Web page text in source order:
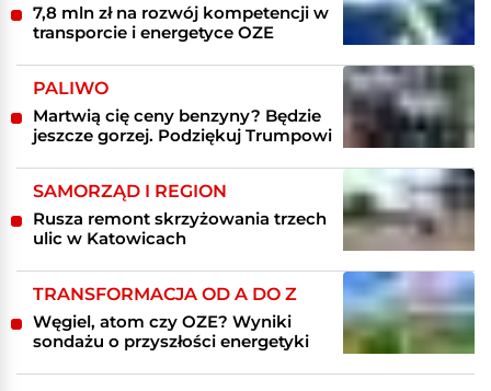
7,8 mln zł na rozwój kompetencji w
transporcie i energetyce OZE
PALIWO
Martwią cię ceny benzyny? Będzie
jeszcze gorzej. Podziękuj Trumpowi
SAMORZĄD I REGION
Rusza remont skrzyżowania trzech
ulic w Katowicach
TRANSFORMACJA OD A DO Z
Węgiel, atom czy OZE? Wyniki
sondażu o przyszłości energetyki